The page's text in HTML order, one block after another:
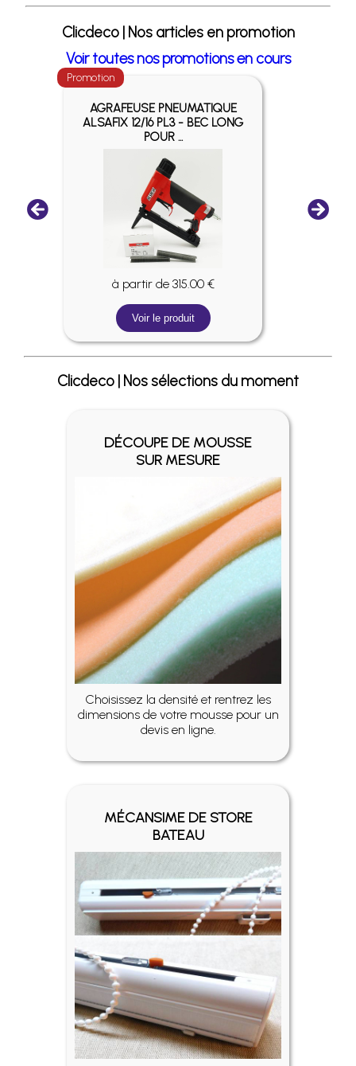
Clicdeco | Nos articles en promotion
Voir toutes nos promotions en cours
AGRAFEUSE PNEUMATIQUE
ALSAFIX 12/16 PL3 - BEC LONG
POUR ...
Promotion
à partir de 315.00 €
Voir le produit
Clicdeco | Nos sélections du moment
DÉCOUPE DE MOUSSE
SUR MESURE
Choisissez la densité et rentrez les
dimensions de votre mousse pour un
devis en ligne.
MÉCANSIME DE STORE
BATEAU